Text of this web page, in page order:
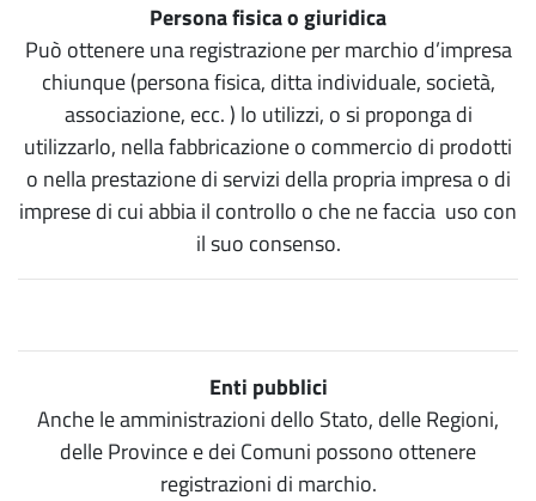
Persona fisica o giuridica
Può ottenere una registrazione per marchio d’impresa
chiunque (persona fisica, ditta individuale, società,
associazione, ecc. ) lo utilizzi, o si proponga di
utilizzarlo, nella fabbricazione o commercio di prodotti
o nella prestazione di servizi della propria impresa o di
imprese di cui abbia il controllo o che ne faccia uso con
il suo consenso.
Enti pubblici
Anche le amministrazioni dello Stato, delle Regioni,
delle Province e dei Comuni possono ottenere
registrazioni di marchio.